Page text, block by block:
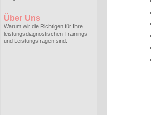
Über Uns
Warum wir die Richtigen für Ihre
leistungsdiagnostischen Trainings-
und Leistungsfragen sind.